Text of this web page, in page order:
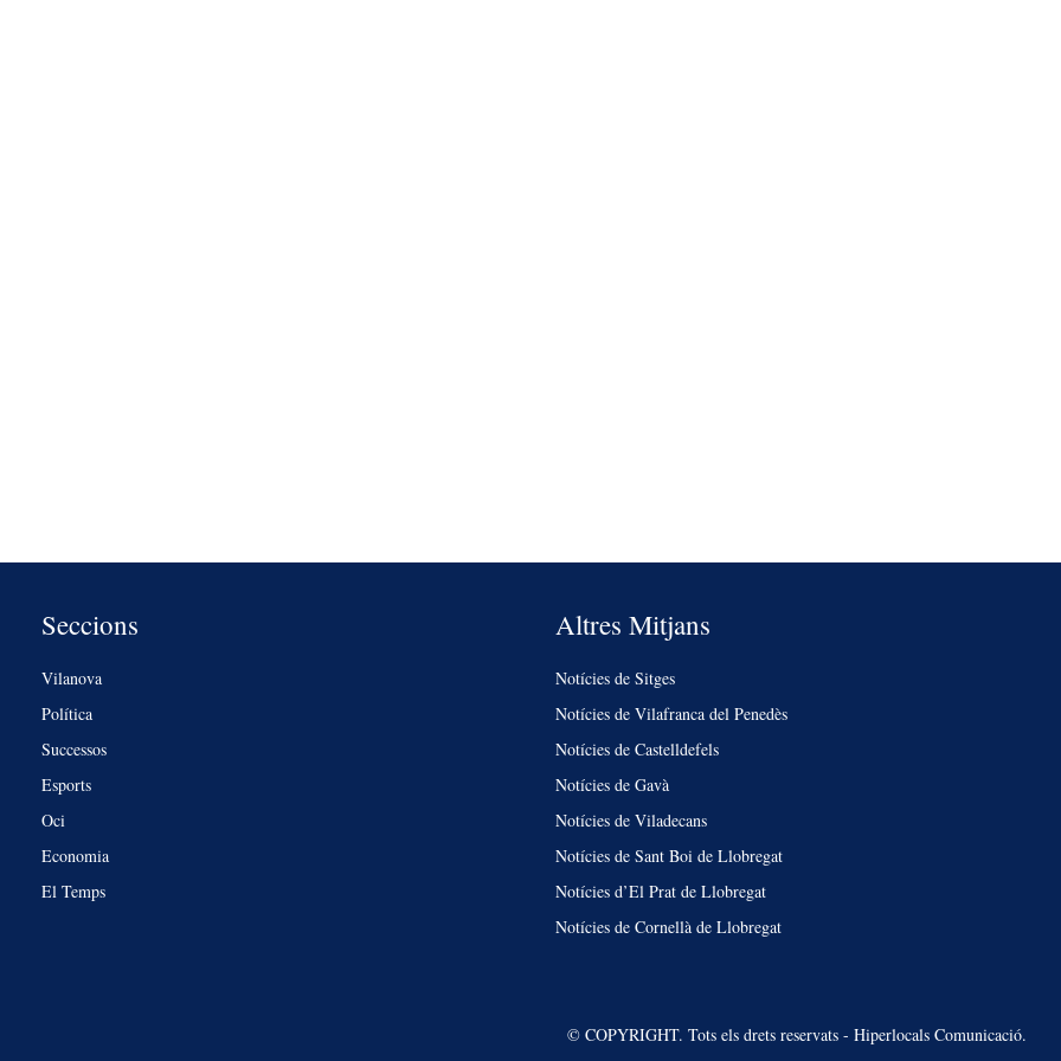
Seccions
Vilanova
Política
Successos
Esports
Oci
Economia
El Temps
Altres Mitjans
Notícies de Sitges
Notícies de Vilafranca del Penedès
Notícies de Castelldefels
Notícies de Gavà
Notícies de Viladecans
Notícies de Sant Boi de Llobregat
Notícies d’El Prat de Llobregat
Notícies de Cornellà de Llobregat
© COPYRIGHT. Tots els drets reservats - Hiperlocals Comunicació.